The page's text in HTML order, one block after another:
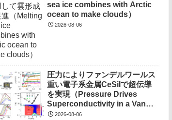
sea ice combines with Arctic
ocean to make clouds）
2026-08-06
圧力によりファンデルワールス
重い電子系金属CeSiIで超伝導
を実現（Pressure Drives
Superconductivity in a Van
Der Waals Heavy-Fermion
2026-08-06